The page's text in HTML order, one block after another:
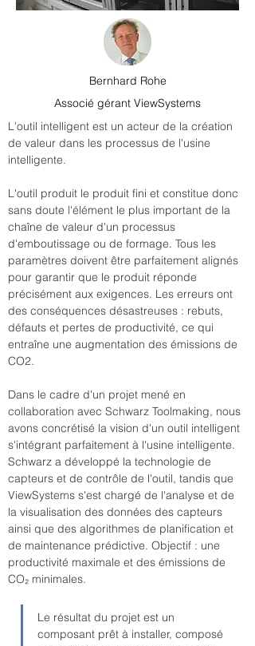
Bernhard Rohe
Associé gérant ViewSystems
L'outil intelligent est un acteur de la création
de valeur dans les processus de l'usine
intelligente.
L'outil produit le produit fini et constitue donc
sans doute l'élément le plus important de la
chaîne de valeur d'un processus
d'emboutissage ou de formage. Tous les
paramètres doivent être parfaitement alignés
pour garantir que le produit réponde
précisément aux exigences. Les erreurs ont
des conséquences désastreuses : rebuts,
défauts et pertes de productivité, ce qui
entraîne une augmentation des émissions de
CO2.
Dans le cadre d'un projet mené en
collaboration avec Schwarz Toolmaking, nous
avons concrétisé la vision d'un outil intelligent
s'intégrant parfaitement à l'usine intelligente.
Schwarz a développé la technologie de
capteurs et de contrôle de l'outil, tandis que
ViewSystems s'est chargé de l'analyse et de
la visualisation des données des capteurs
ainsi que des algorithmes de planification et
de maintenance prédictive. Objectif : une
productivité maximale et des émissions de
CO₂ minimales.
Le résultat du projet est un
composant prêt à installer, composé